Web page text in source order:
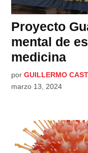
Proyecto
mental de
medicina
por GUILLERMO
marzo 13, 2024